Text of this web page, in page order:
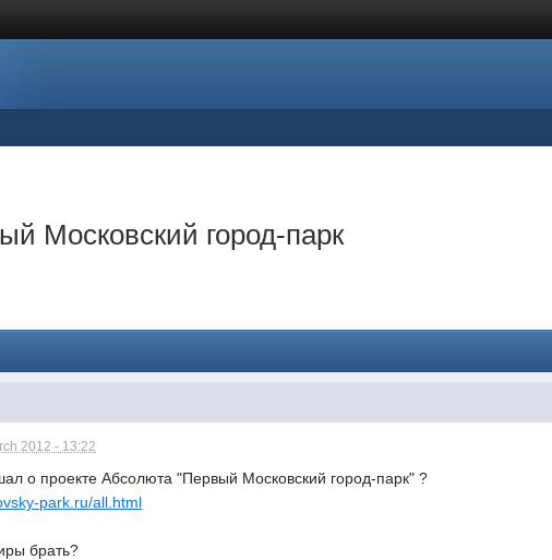
Московский город-парк
2012 - 13:22
о проекте Абсолюта "Первый Московский город-парк" ?
park.ru/all.html
брать?